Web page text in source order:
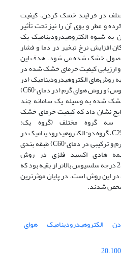
در فرآیند خشک کردن، کیفیت
و عطر و بوی آن را نیز تحت تأثیر
شیوه الکتروهیدرودینامیک یک
افزایش نرخ تبخیر در دما و فشار
محصول خشک شده می شود. هدف این
کیفیت خرمای خشک شده در
الکتروهیدرودینامیک (در
دماهای 25، 35 و 60 درجه سلسیوس) و روش‌ هوای گرم (در دمای °C60)
شده به وسیله یک سامانه چند
نشان داد که کیفیت خرمای خشک
سه گروه مختلف (گروه یک:
الکتروهیدرودینامیک در دمای °C25، گروه دو: الکتروهیدرودینامیک در
دمای °C35 و گروه سوم: هوای گرم و ترکیبی در دمای °C60) طبقه بندی
هادی اکسید فلزی در روش
الکتروهیدرودینامیک در دمای 25 درجه سلسیوس بالاتر از بقیه بود که
این روش است. در پایان موثرترین
شدند.
الکتروهیدرودینامیک هوای